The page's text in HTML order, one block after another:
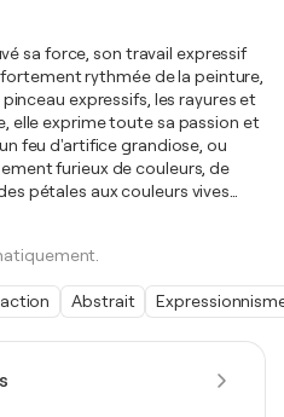
sa force, son travail expressif
rythmée de la peinture,
expressifs, les rayures et
elle exprime toute sa passion et
feu d'artifice grandiose, ou
furieux de couleurs, de
pétales aux couleurs vives
Abstrait